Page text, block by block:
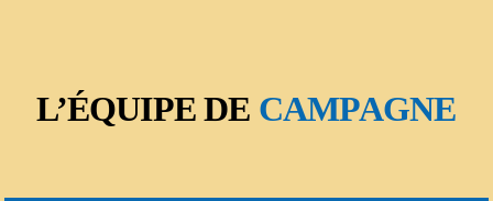
L’ÉQUIPE DE CAMPAGNE